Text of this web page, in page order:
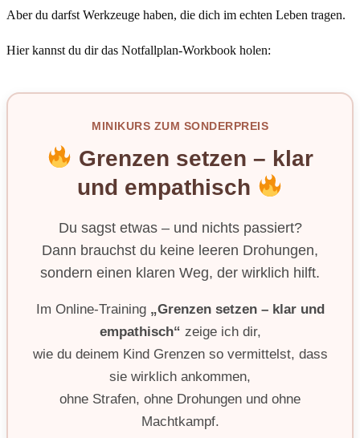
Aber du darfst Werkzeuge haben, die dich im echten Leben tragen.
Hier kannst du dir das Notfallplan-Workbook holen:
MINIKURS ZUM SONDERPREIS
Grenzen setzen – klar
und empathisch
Du sagst etwas – und nichts passiert?
Dann brauchst du keine leeren Drohungen,
sondern einen klaren Weg, der wirklich hilft.
Im Online-Training „Grenzen setzen – klar und
empathisch“ zeige ich dir,
wie du deinem Kind Grenzen so vermittelst, dass
sie wirklich ankommen,
ohne Strafen, ohne Drohungen und ohne
Machtkampf.